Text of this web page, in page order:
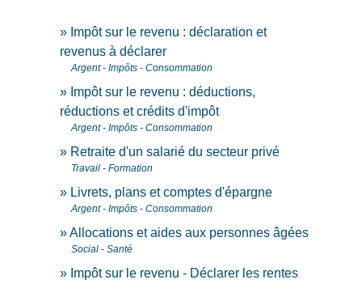
Impôt sur le revenu : déclaration et
revenus à déclarer
Argent - Impôts - Consommation
Impôt sur le revenu : déductions,
réductions et crédits d'impôt
Argent - Impôts - Consommation
Retraite d'un salarié du secteur privé
Travail - Formation
Livrets, plans et comptes d'épargne
Argent - Impôts - Consommation
Allocations et aides aux personnes âgées
Social - Santé
Impôt sur le revenu - Déclarer les rentes